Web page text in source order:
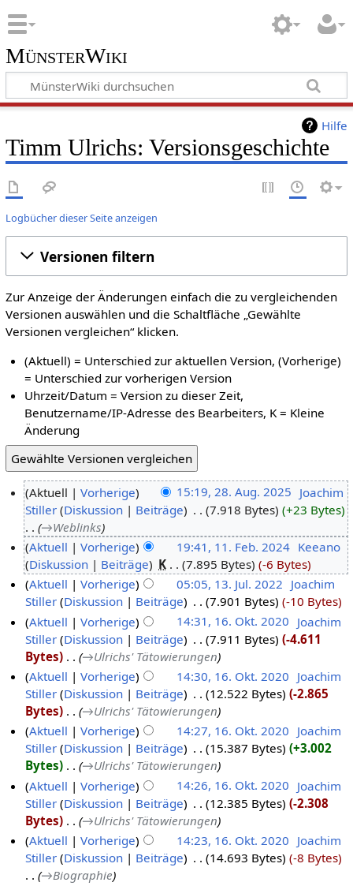
MünsterWiki
Hilfe
Timm Ulrichs: Versionsgeschichte
Logbücher dieser Seite anzeigen
Versionen filtern
Zur Anzeige der Änderungen einfach die zu vergleichenden
Versionen auswählen und die Schaltfläche „Gewählte
Versionen vergleichen“ klicken.
(Aktuell) = Unterschied zur aktuellen Version, (Vorherige)
= Unterschied zur vorherigen Version
Uhrzeit/Datum = Version zu dieser Zeit,
Benutzername/IP-Adresse des Bearbeiters, K = Kleine
Änderung
Aktuell Vorherige 15:19, 28. Aug. 2025 Joachim
Stiller Diskussion Beiträge 7.918 Bytes
+23 Bytes
→‎Weblinks
Aktuell
Vorherige 19:41, 11. Feb. 2024‎ Keeano
Diskussion
Beiträge K 7.895 Bytes
-6 Bytes
Aktuell
Vorherige 05:05, 13. Jul. 2022 Joachim
Stiller Diskussion Beiträge 7.901 Bytes
-10 Bytes
Aktuell
Vorherige 14:31, 16. Okt. 2020 Joachim
Stiller Diskussion Beiträge 7.911 Bytes
-4.611
Bytes
→‎Ulrichs' Tätowierungen
Aktuell
Vorherige 14:30, 16. Okt. 2020 Joachim
Stiller Diskussion Beiträge 12.522 Bytes
-2.865
Bytes
→‎Ulrichs' Tätowierungen
Aktuell
Vorherige 14:27, 16. Okt. 2020 Joachim
Stiller Diskussion Beiträge 15.387 Bytes
+3.002
Bytes
→‎Ulrichs' Tätowierungen
Aktuell
Vorherige 14:26, 16. Okt. 2020 Joachim
Stiller Diskussion Beiträge 12.385 Bytes
-2.308
Bytes
→‎Ulrichs' Tätowierungen
Aktuell
Vorherige 14:23, 16. Okt. 2020 Joachim
Stiller Diskussion Beiträge 14.693 Bytes
-8 Bytes
→‎Biographie